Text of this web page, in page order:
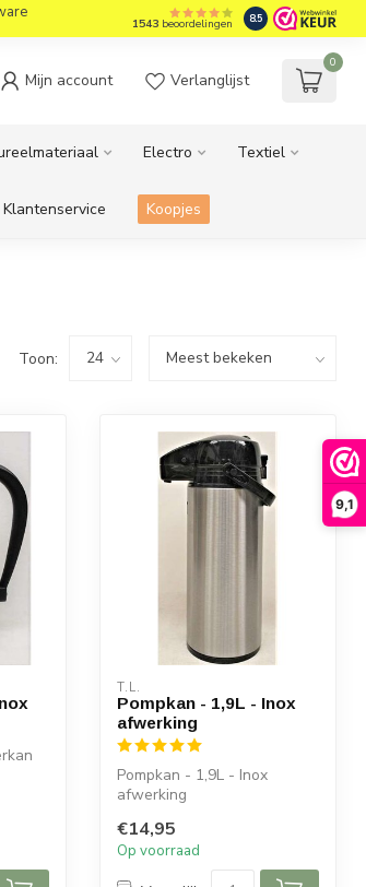
9,1
1543beoordelingen 8.5
Mijn account Verlanglijst
0
Electro Textiel
Klantenservice Koopjes
Toon:
T.L.
Pompkan - 1,9L - Inox
afwerking
Pompkan - 1,9L - Inox
afwerking
€14,95
Op voorraad